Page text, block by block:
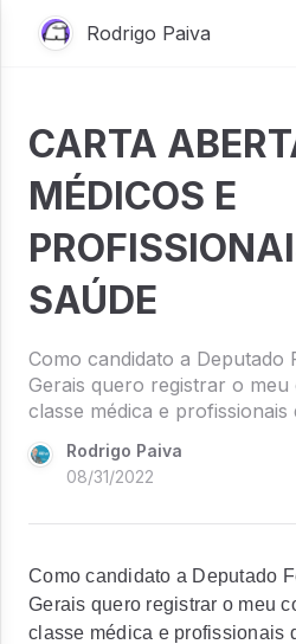
Rodrigo Paiva
CARTA
MÉDICOS E
SAÚDE
Como candidato a Deputado
Gerais quero registrar o
classe médica e profissionais
Rodrigo Paiva
08/31/2022
Como candidato a Deputado
Gerais quero registrar o meu
classe médica e profissionais